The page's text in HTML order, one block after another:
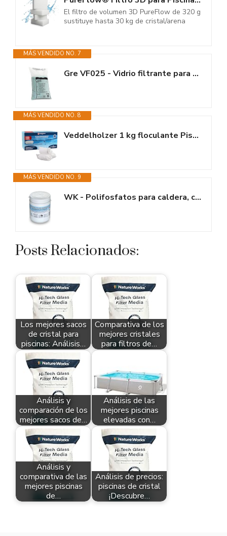
El filtro de volumen 3D PureFlow de 320 g
sustituye hasta 30 kg de cristal/arena
MÁS VENDIDO NO. 7
Gre VF025 - Vidrio filtrante para filtros de Piscina, para Mantener el Agua...
MÁS VENDIDO NO. 8
Veddelholzer 1 kg floculante Piscina Cartuchos 8 x 125g para Sistemas de...
MÁS VENDIDO NO. 9
WK - Polifosfatos para caldera, carga universal de 1 bote de cristales de 1...
Posts Relacionados:
Los mejores sacos
de cristal para
piscinas: Análisis…
Comparativa de los
mejores cristales
para filtros de…
Análisis y
comparación de los
mejores sacos de…
Análisis de las
mejores piscinas
elevadas con…
Análisis y
comparativa de las
mejores piscinas
de…
Análisis de precios:
piscinas de cristal
¡Descubre…